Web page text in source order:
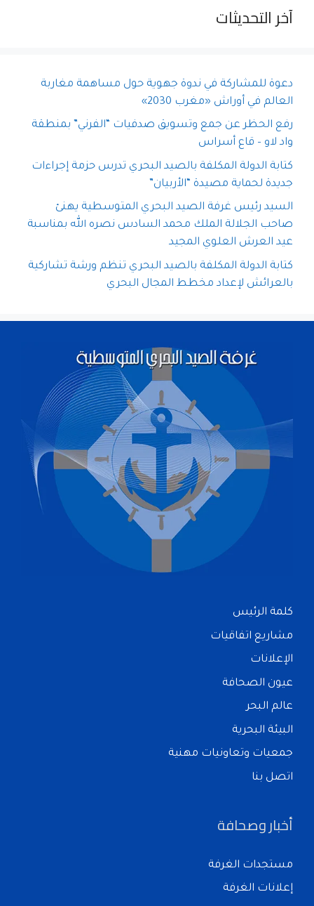
آخر التحديثات
دعوة للمشاركة في ندوة جهوية حول مساهمة مغاربة
العالم في أوراش «مغرب 2030»
رفع الحظر عن جمع وتسويق صدفيات “الفرني” بمنطقة
واد لاو – قاع أسراس
كتابة الدولة المكلفة بالصيد البحري تدرس حزمة إجراءات
جديدة لحماية مصيدة “الأربيان”
السيد رئيس غرفة الصيد البحري المتوسطية يهنئ
صاحب الجلالة الملك محمد السادس نصره الله بمناسبة
عيد العرش العلوي المجيد
كتابة الدولة المكلفة بالصيد البحري تنظم ورشة تشاركية
بالعرائش لإعداد مخطط المجال البحري
كلمة الرئيس
مشاريع اتفاقيات
الإعلانات
عيون الصحافة
عالم البحر
البيئة البحرية
جمعيات وتعاونيات مهنية
اتصل بنا
أخبار وصحافة
مستجدات الغرفة
إعلانات الغرفة